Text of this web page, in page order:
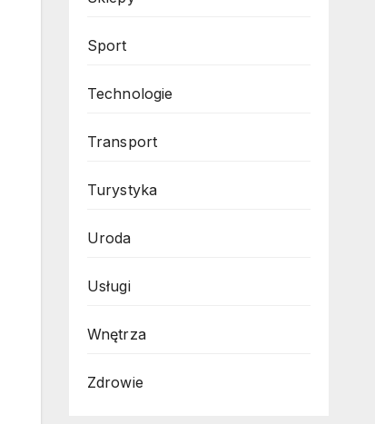
Sport
Technologie
Transport
Turystyka
Uroda
Usługi
Wnętrza
Zdrowie